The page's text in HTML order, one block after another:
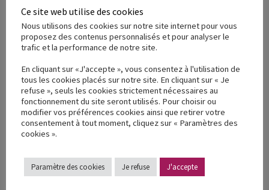
À propos
Nos valeurs & engagements
Nos usines de production
Nos réalisations terrain
Nos partenaires
France Reval recrute
Nos produits
Balnéothérapie
Ce site web utilise des cookies
Nous utilisons des cookies sur notre site internet pour vous
proposez des contenus personnalisés et pour analyser le
trafic et la performance de notre site.
En cliquant sur «J'accepte », vous consentez à l'utilisation de
tous les cookies placés sur notre site. En cliquant sur « Je
refuse », seuls les cookies strictement nécessaires au
fonctionnement du site seront utilisés. Pour choisir ou
modifier vos préférences cookies ainsi que retirer votre
consentement à tout moment, cliquez sur « Paramètres des
cookies ».
Paramètre des cookies Je refuse J'accepte